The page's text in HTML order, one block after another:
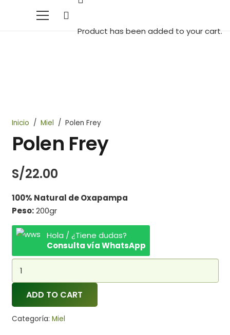
Product has been added to your cart.
Inicio / Miel / Polen Frey
Polen Frey
S/22.00
100% Natural deOxapampa
Peso:200gr
Hola / ¿Tiene dudas?
Consulta vía WhatsApp
Frey
quantity
ADD TO CART
Categoría: Miel